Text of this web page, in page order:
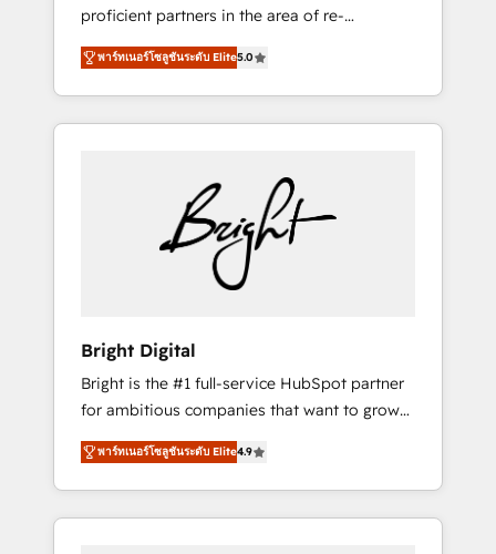
proficient partners in the area of re-
platforming, website design & development.
We specialize in multi-hub implementations
for mid-market & enterprise companies. We
are woman-owned, powered by coffee, and
Impact Award 🏆2022 Technical Expertise
Impact Award 🏆2022 Platform Migration
Excellence Impact Award 🏆2020 Elite
Solutions Partner 🏆2019 Integrations
Website Design HubSpot Impact Award 🏆
2017 Website Design HubSpot Impact Award
🏆2016 Growth-Driven Design Agency of the
Year 🏆2016 Sales Enablement HubSpot
Impact Award 🏆2015 Growth-Driven Design
Agency of the Year 🏆2015 Became the 5th
Agency to reach Diamond 🏆2014 HubSpot
พาร์ทเนอร์โซลูชันระดับ Elite5.0
Bright Digital
Bright is the #1 full-service HubSpot partner
for ambitious companies that want to grow
smarter. From HubSpot onboarding, to
training, from developing a new website to
lead generation and digital marketing; we do
it all (and with great results)! In short, our
พาร์ทเนอร์โซลูชันระดับ Elite4.9